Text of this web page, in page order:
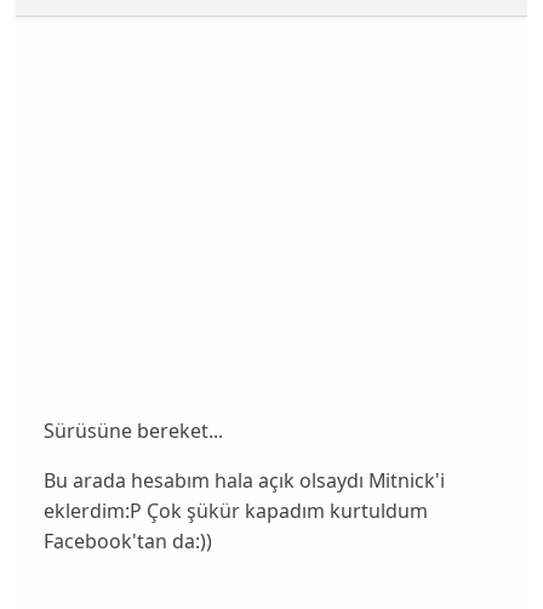
Sürüsüne bereket...
Bu arada hesabım hala açık olsaydı Mitnick'i
eklerdim:P Çok şükür kapadım kurtuldum
Facebook'tan da:))